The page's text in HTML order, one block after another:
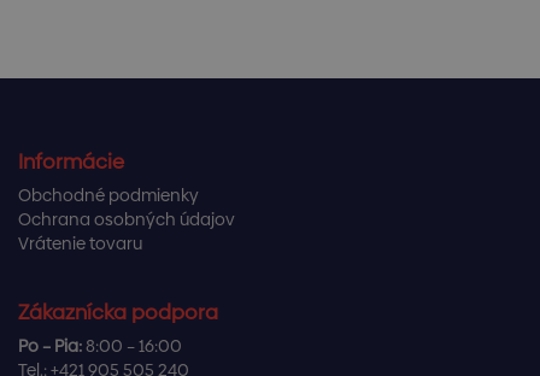
Informácie
Obchodné podmienky
Ochrana osobných údajov
Vrátenie tovaru
Zákaznícka podpora
Po – Pia:8:00 – 16:00
Tel.: +421 905 505 240